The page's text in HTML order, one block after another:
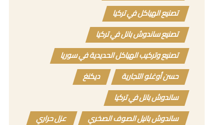
تصنيع الهياكل في تركيا
تصنيع ساندوش بانل في تركيا
تصنيع وتركيب الهياكل الحديدية في سوريا
حسن أوغلو التجارية
ديكنغ
ساندوش بانل في تركيا
ساندوش بانيل الصوف الصخري
عزل حراري